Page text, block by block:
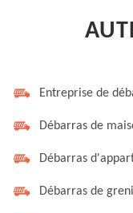
Entreprise de
Débarras de
Débarras
Débarras de